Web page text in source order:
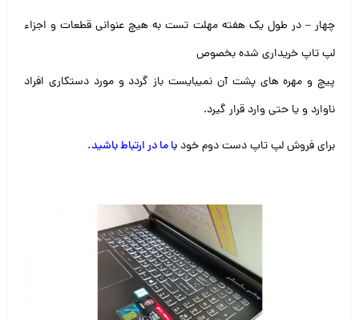
چهار – در طول یک هفته مهلت تست به هیچ عنوانی قطعات و اجزاء
لپ تاپ خریداری شده بخصوص
پیچ و مهره های پشت آن نمیبایست باز گردد و مورد دستکاری افراد
ناوارد و یا حتی وارد قرار گیرد.
برای فروش لپ تاپ دست دوم خود با ما در ارتباط باشید.